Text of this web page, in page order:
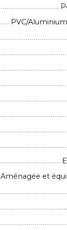
PVC/
Aménagée et